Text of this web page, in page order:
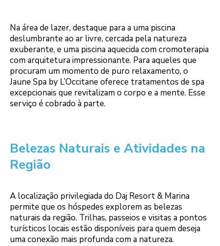
Na área de lazer, destaque para a uma piscina
deslumbrante ao ar livre, cercada pela natureza
exuberante, e uma piscina aquecida com cromoterapia
com arquitetura impressionante. Para aqueles que
procuram um momento de puro relaxamento, o
Jaune Spa by L’Occitane oferece tratamentos de spa
excepcionais que revitalizam o corpo e a mente. Esse
serviço é cobrado à parte.
Belezas Naturais e Atividades na
Região
A localização privilegiada do Daj Resort & Marina
permite que os hóspedes explorem as belezas
naturais da região. Trilhas, passeios e visitas a pontos
turísticos locais estão disponíveis para quem deseja
uma conexão mais profunda com a natureza.